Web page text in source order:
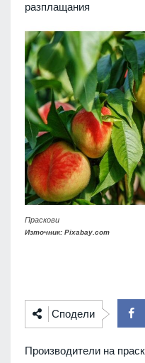
разплащания
Праскови
Източник: Pixabay.com
Сподели
Производители на